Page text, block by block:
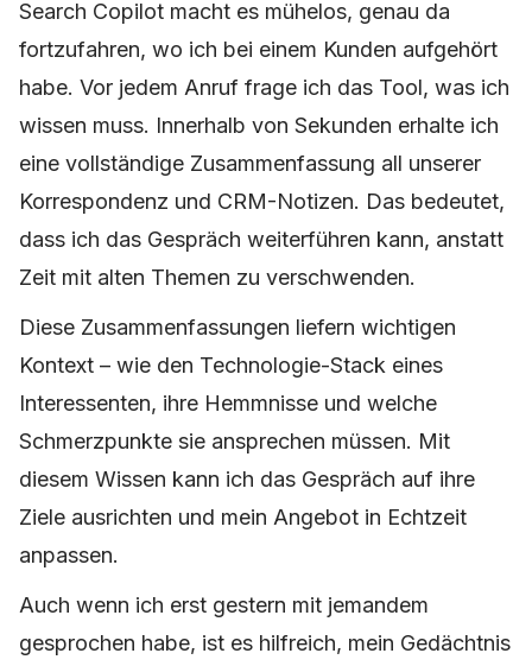
Search Copilot macht es mühelos, genau da
fortzufahren, wo ich bei einem Kunden aufgehört
habe. Vor jedem Anruf frage ich das Tool, was ich
wissen muss. Innerhalb von Sekunden erhalte ich
eine vollständige Zusammenfassung all unserer
Korrespondenz und CRM-Notizen. Das bedeutet,
dass ich das Gespräch weiterführen kann, anstatt
Zeit mit alten Themen zu verschwenden.
Diese Zusammenfassungen liefern wichtigen
Kontext – wie den Technologie-Stack eines
Interessenten, ihre Hemmnisse und welche
Schmerzpunkte sie ansprechen müssen. Mit
diesem Wissen kann ich das Gespräch auf ihre
Ziele ausrichten und mein Angebot in Echtzeit
anpassen.
Auch wenn ich erst gestern mit jemandem
gesprochen habe, ist es hilfreich, mein Gedächtnis